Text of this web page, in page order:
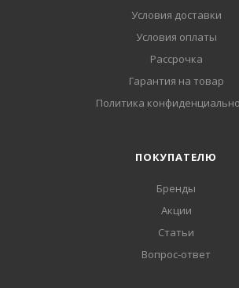
Условия доставки
Условия оплаты
Рассрочка
Гарантия на товар
Политика
ПОКУПАТЕЛЮ
Бренды
Акции
Статьи
Вопрос-ответ